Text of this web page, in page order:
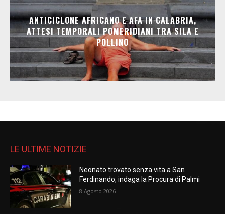
ANTICICLONE AFRICANO E AFA IN CALABRIA,
ATTESI TEMPORALI POMERIDIANI TRA SILA E
POLLINO
LE ULTIME NOTIZIE
Neonato trovato senza vita a San
Ferdinando, indaga la Procura di Palmi
8 Agosto 2026